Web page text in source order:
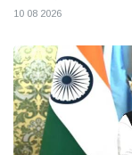
10 08 2026